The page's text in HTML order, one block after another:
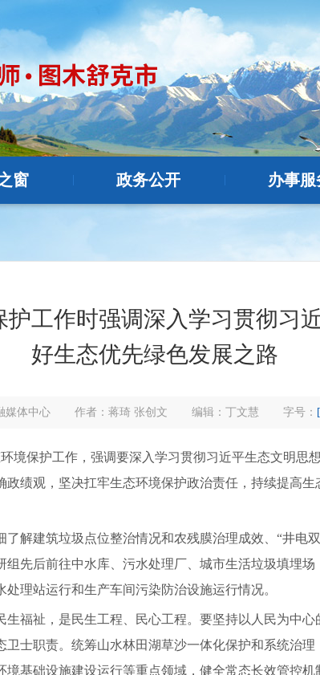
窗 政务公开 办事服
工作时强调深入学习贯彻习
好生态优先绿色发展之路
媒体中心 作者：蒋琦 张创文 编辑：丁文慧 字号：
保护工作，强调要深入学习贯彻习近平生态文明思
绩观，坚决扛牢生态环境保护政治责任，持续提高生
建筑垃圾点位整治情况和农残膜治理成效、“井电
先后前往中水库、污水处理厂、城市生活垃圾填埋
理站运行和生产车间污染防治设施运行情况。
祉，是民生工程、民心工程。要坚持以人民为中心
士职责。统筹山水林田湖草沙一体化保护和系统治
基础设施建设运行等重点领域，健全常态长效管控